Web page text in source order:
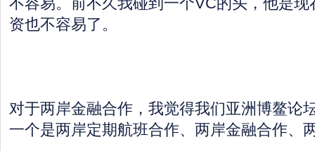
资也不容易了。
对于两岸金融合作，我觉得我们亚洲博鳌论
一个是两岸定期航班合作、两岸金融合作、